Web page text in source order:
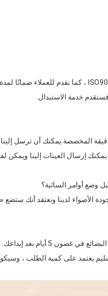
خدمة الاستبدال.
المخصصة.يمكنك أن ترسل إلينا
يمكنك إرسال العينات إلينا
لدينا ونعتقد أنك ستضع
5 أيام بعد إيداعك.
على كمية الطلب ، وسيكون في